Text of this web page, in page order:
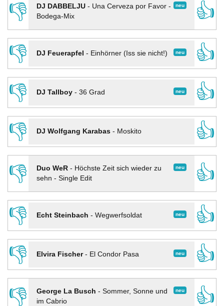
👎
neu
DJ DABBELJU- Una Cerveza por Favor -
Bodega-Mix
👍
👎
neu
DJ Feuerapfel - Einhörner (Iss sie nicht!)
👍
👎
neu
DJ Tallboy- 36 Grad
👍
👎
DJ Wolfgang Karabas- Moskito
👍
👎
neu
Duo WeR- Höchste Zeit sich wieder zu
sehn - Single Edit
👍
👎
neu
Echt Steinbach - Wegwerfsoldat
👍
👎
neu
Elvira Fischer- El Condor Pasa
👍
👎
neu
George La Busch - Sommer, Sonne und
im Cabrio
👍